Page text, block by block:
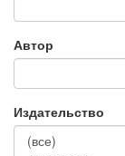
Автор
Издательство